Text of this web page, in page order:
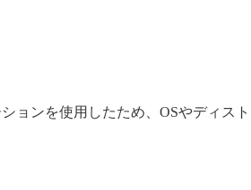
ョンを使用したため、OSやディス